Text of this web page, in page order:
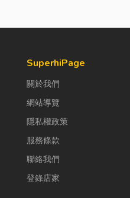
開關的火花...
SuperhiPage
關於我們
網站導覽
隱私權政策
服務條款
聯絡我們
登錄店家